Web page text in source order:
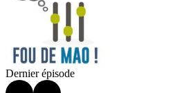
Dernier épisode